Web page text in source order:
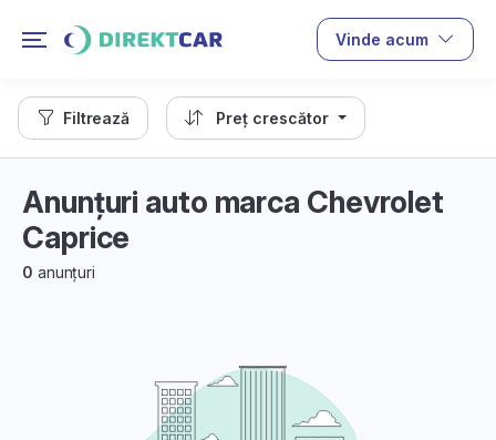
Vinde acum
Filtrează Preț crescător
Anunțuri auto marca Chevrolet
Caprice
0 anunțuri